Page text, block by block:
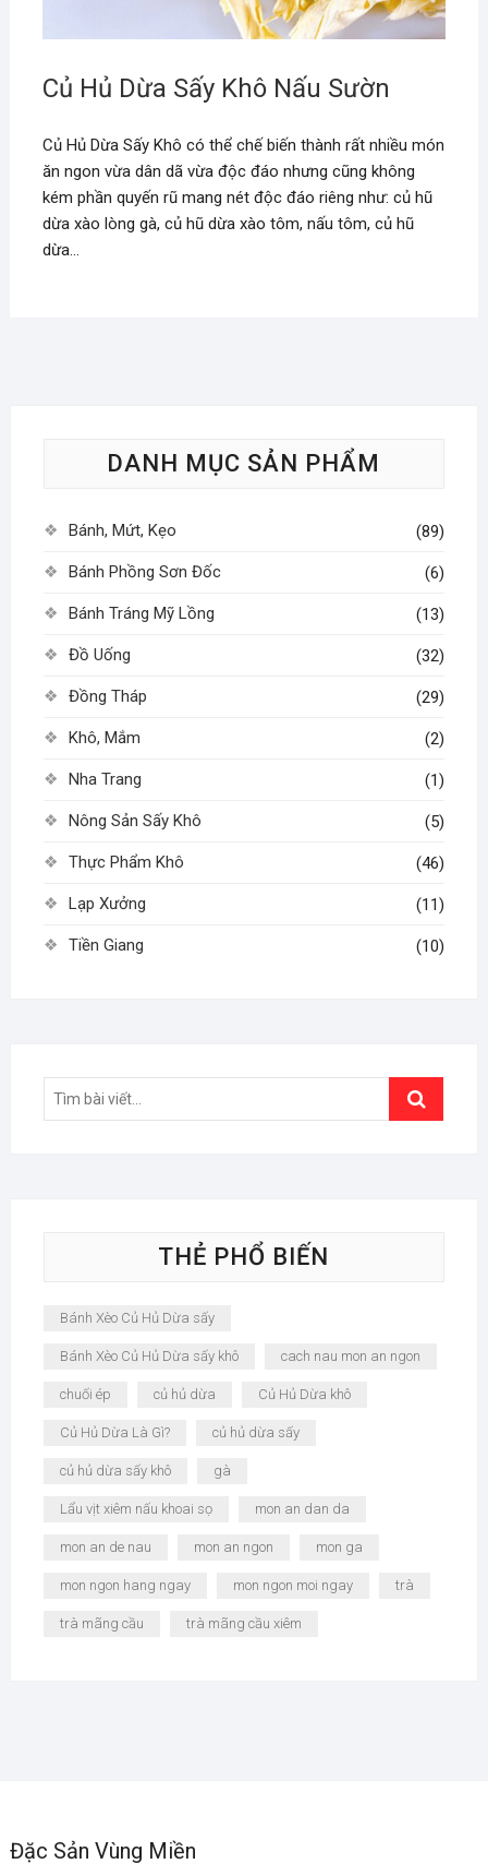
Củ Hủ Dừa Sấy Khô Nấu Sườn
Củ Hủ Dừa Sấy Khô có thể chế biến thành rất nhiều món
ăn ngon vừa dân dã vừa độc đáo nhưng cũng không
kém phần quyến rũ mang nét độc đáo riêng như: củ hũ
dừa xào lòng gà, củ hũ dừa xào tôm, nấu tôm, củ hũ
dừa…
DANH MỤC SẢN PHẨM
Bánh, Mứt, Kẹo (89)
Bánh Phồng Sơn Đốc (6)
Bánh Tráng Mỹ Lồng (13)
Đồ Uống (32)
Đồng Tháp (29)
Khô, Mắm (2)
Nha Trang (1)
Nông Sản Sấy Khô (5)
Thực Phẩm Khô (46)
Lạp Xưởng (11)
Tiền Giang (10)
Search
THẺ PHỔ BIẾN
Bánh Xèo Củ Hủ Dừa sấy
Bánh Xèo Củ Hủ Dừa sấy khô cach nau mon an ngon
chuối ép củ hủ dừa Củ Hủ Dừa khô
Củ Hủ Dừa Là Gì? củ hủ dừa sấy
củ hủ dừa sấy khô gà
Lẩu vịt xiêm nấu khoai sọ mon an dan da
mon an de nau mon an ngon mon ga
mon ngon hang ngay mon ngon moi ngay trà
trà mãng cầu trà mãng cầu xiêm
Đặc Sản Vùng Miền